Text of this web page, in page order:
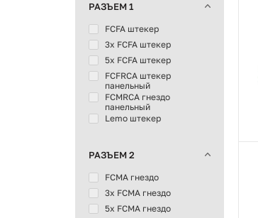
РАЗЪЕМ 1
FCFA штекер
3x FCFA штекер
5x FCFA штекер
FCFRCA штекер
панельный
FCMRCA гнездо
панельный
Lemo штекер
РАЗЪЕМ 2
FCMA гнездо
3x FCMA гнездо
5x FCMA гнездо